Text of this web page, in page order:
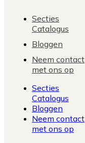
Secties
Catalogus
Bloggen
Neem contact
met ons op
Secties
Catalogus
Bloggen
Neem contact
met ons op